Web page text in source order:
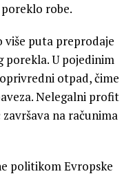
robe.
više puta preprodaje
porekla. U pojedinim
otpad, čime
Nelegalni profit
na računima
politikom Evropske